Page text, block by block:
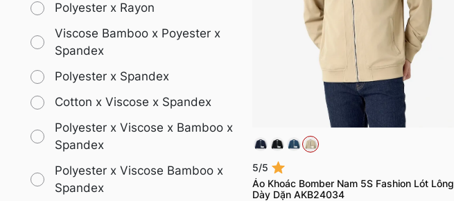
Polyester x Rayon
Viscose Bamboo x Poyester x
Spandex
Polyester x Spandex
Cotton x Viscose x Spandex
Polyester x Viscose x Bamboo x
Spandex
Polyester x Viscose Bamboo x
Spandex
5/5
Áo Khoác Bomber Nam 5S Fashion Lót Lông
Dày Dặn AKB24034